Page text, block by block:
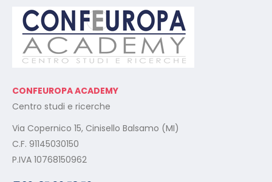
CONFEUROPA ACADEMY
Centro studi e ricerche
Via Copernico 15, Cinisello Balsamo (MI)
C.F. 91145030150
P.IVA 10768150962